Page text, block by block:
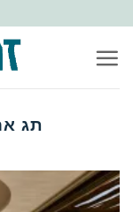
content
תג